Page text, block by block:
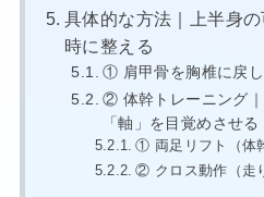
具体的な方法｜上半身
時に整える
① 肩甲骨を胸椎に戻
② 体幹トレーニング
「軸」を目覚めさせる
① 両足リフト（体
② クロス動作（走